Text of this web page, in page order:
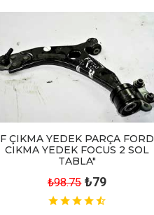
F ÇIKMA YEDEK PARÇA FORD
CIKMA YEDEK FOCUS 2 SOL
TABLA"
₺98.75 ₺79